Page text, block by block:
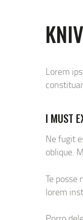
Lorem
I MUST
Ne fugit
oblique.
Te posse
lorem